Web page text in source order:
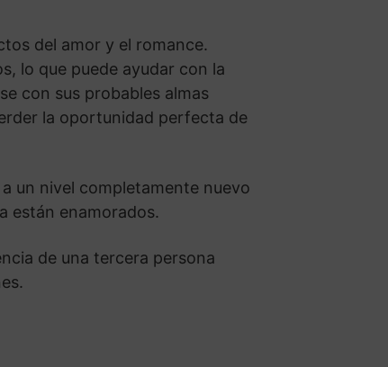
del amor y el romance.
lo que puede ayudar con la
con sus probables almas
la oportunidad perfecta de
un nivel completamente nuevo
están enamorados.
de una tercera persona